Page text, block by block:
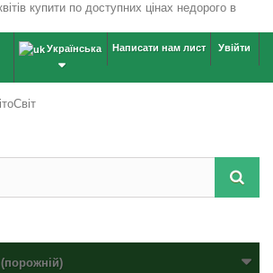
Увійти
Написати нам лист
Українська
(порожній)